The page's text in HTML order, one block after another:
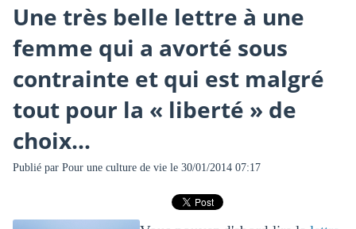
Une très belle lettre à une
femme qui a avorté sous
contrainte et qui est malgré
tout pour la « liberté » de
choix...
Publié par Pour une culture de viele 30/01/2014 07:17